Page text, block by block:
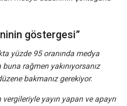
göstergesi”
yüzde 95 oranında medya
rağmen yakınıyorsanız
bakmanız gerekiyor.
yayın yapan ve apayrı